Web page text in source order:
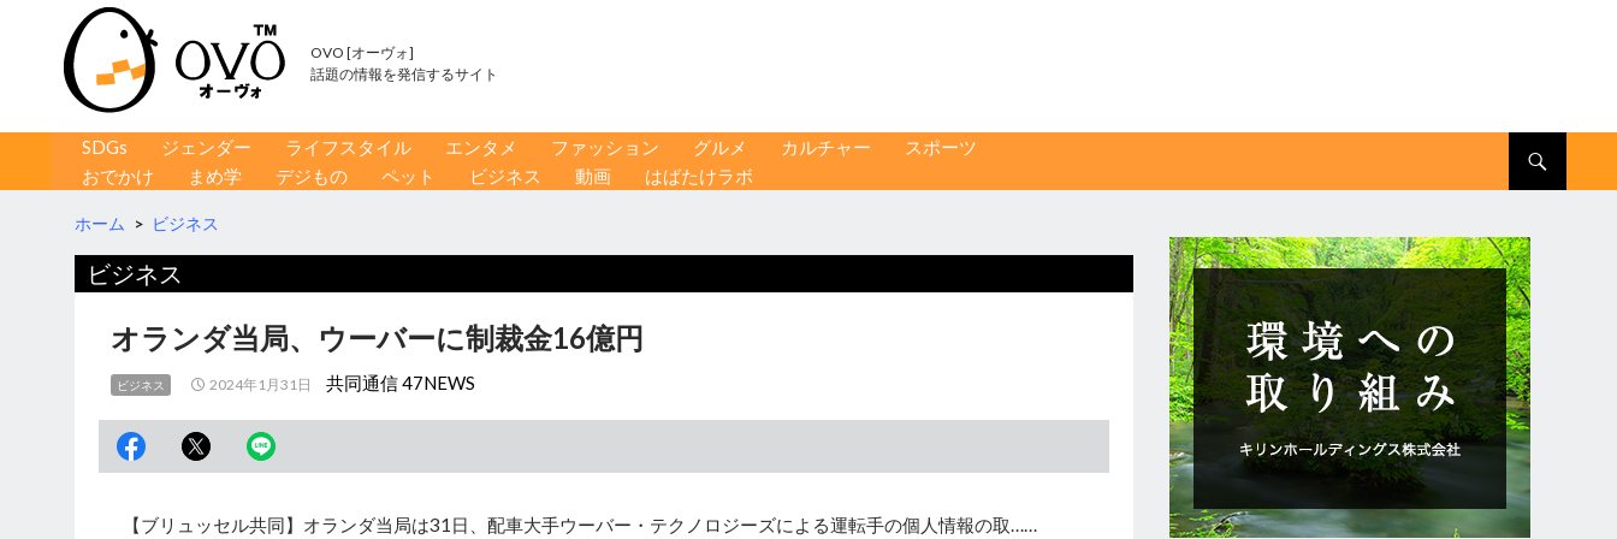
OVO [オーヴォ]
話題の情報を発信するサイト
コンテンツへ移動
SDGs ジェンダー ライフスタイル エンタメ ファッション グルメ カルチャー
スポーツ
おでかけ
まめ学 デジもの ペット ビジネス 動画 はばたけラボ
ホーム > ビジネス
ビジネス
オランダ当局、ウーバーに制裁金16億円
ビジネス 2024年1月31日 共同通信 47NEWS
【ブリュッセル共同】オランダ当局は31日、配車大手ウーバー・テクノロジーズによる運転手の個人情報の取……